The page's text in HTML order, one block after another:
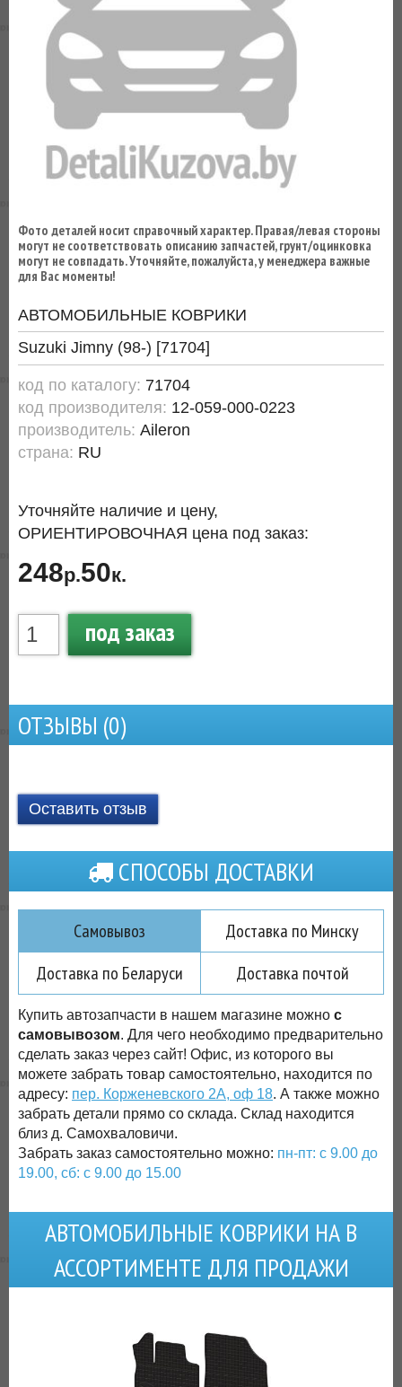
Фото деталей носит справочный характер. Правая/левая стороны
могут не соответствовать описанию запчастей, грунт/оцинковка
могут не совпадать. Уточняйте, пожалуйста, у менеджера важные
для Вас моменты!
АВТОМОБИЛЬНЫЕ КОВРИКИ
Suzuki Jimny (98-) [71704]
код по каталогу: 71704
код производителя: 12-059-000-0223
производитель: Aileron
страна: RU
Уточняйте наличие и цену,
ОРИЕНТИРОВОЧНАЯ цена под заказ:
248р.50к.
под заказ
ОТЗЫВЫ (0)
Оставить отзыв
СПОСОБЫ ДОСТАВКИ
Самовывоз
Доставка по Минску
Доставка по Беларуси
Доставка почтой
Купить автозапчасти в нашем магазине можно с
самовывозом. Для чего необходимо предварительно
сделать заказ через сайт! Офис, из которого вы
можете забрать товар самостоятельно, находится по
адресу: пер. Корженевского 2А, оф 18. А также можно
забрать детали прямо со склада. Склад находится
близ д. Самохваловичи.
Забрать заказ самостоятельно можно: пн-пт: с 9.00 до
19.00, сб: с 9.00 до 15.00
АВТОМОБИЛЬНЫЕ КОВРИКИ НА В
АССОРТИМЕНТЕ ДЛЯ ПРОДАЖИ